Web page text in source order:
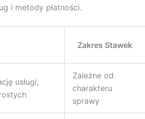
i metody płatności.
Zakres Stawek
usługi,
Zależne od
charakteru
sprawy